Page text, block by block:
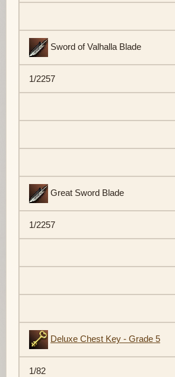
Sword of Valhalla Blade
1/2257
Great Sword Blade
1/2257
Deluxe Chest Key - Grade 5
1/82